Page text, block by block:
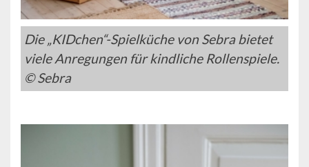
Die „KIDchen“-Spielküche von Sebra bietet
viele Anregungen für kindliche Rollenspiele.
© Sebra